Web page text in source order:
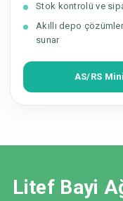
Stok kontrolü ve
Akıllı depo
sunar
AS/RS
Litef Bayi